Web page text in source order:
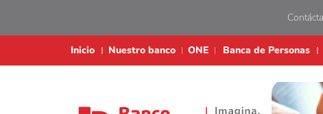
Banca de Personas
ONE
Nuestro banco
Inicio